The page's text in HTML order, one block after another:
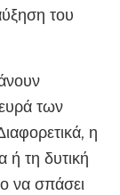
του
των
η
ή τη δυτική
να σπάσει